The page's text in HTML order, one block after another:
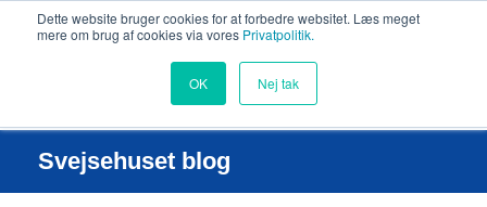
Dette website bruger cookies for at forbedre websitet. Læs meget
mere om brug af cookies via vores Privatpolitik.
OK Nej tak
Svejsehuset blog